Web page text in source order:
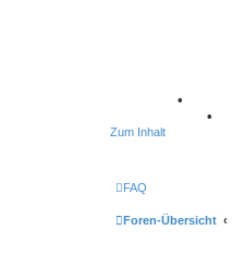
•
•
Zum Inhalt
FAQ
Foren-Übersicht